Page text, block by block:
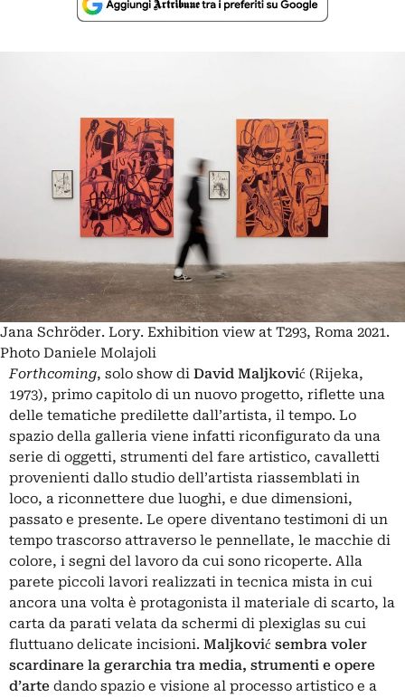
Jana Schröder. Lory. Exhibition view at T293, Roma 2021.
Photo Daniele Molajoli
Forthcoming, solo show di David Maljković (Rijeka,
1973), primo capitolo di un nuovo progetto, riflette una
delle tematiche predilette dall’artista, il tempo. Lo
spazio della galleria viene infatti riconfigurato da una
serie di oggetti, strumenti del fare artistico, cavalletti
provenienti dallo studio dell’artista riassemblati in
loco, a riconnettere due luoghi, e due dimensioni,
passato e presente. Le opere diventano testimoni di un
tempo trascorso attraverso le pennellate, le macchie di
colore, i segni del lavoro da cui sono ricoperte. Alla
parete piccoli lavori realizzati in tecnica mista in cui
ancora una volta è protagonista il materiale di scarto, la
carta da parati velata da schermi di plexiglas su cui
fluttuano delicate incisioni. Maljković sembra voler
scardinare la gerarchia tra media, strumenti e opere
d’arte dando spazio e visione al processo artistico e a